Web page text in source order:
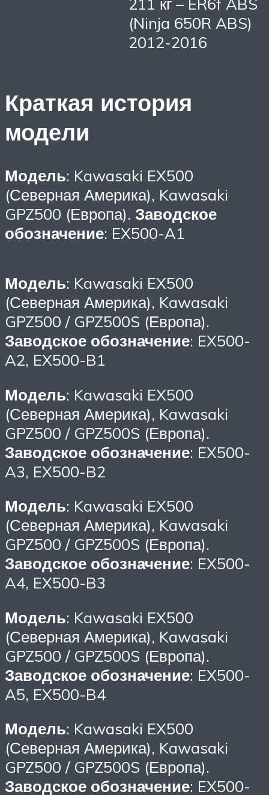
(Ninja 650R ABS)
2012-2016
Краткая история
модели
Модель: Kawasaki EX500
(Северная Америка), Kawasaki
GPZ500 (Европа). Заводское
обозначение: EX500-A1
Модель: Kawasaki EX500
(Северная Америка), Kawasaki
GPZ500 / GPZ500S (Европа).
Заводское обозначение: EX500-
A2, EX500-B1
Модель: Kawasaki EX500
(Северная Америка), Kawasaki
GPZ500 / GPZ500S (Европа).
Заводское обозначение: EX500-
A3, EX500-B2
Модель: Kawasaki EX500
(Северная Америка), Kawasaki
GPZ500 / GPZ500S (Европа).
Заводское обозначение: EX500-
A4, EX500-B3
Модель: Kawasaki EX500
(Северная Америка), Kawasaki
GPZ500 / GPZ500S (Европа).
Заводское обозначение: EX500-
A5, EX500-B4
Модель: Kawasaki EX500
(Северная Америка), Kawasaki
GPZ500 / GPZ500S (Европа).
Заводское обозначение: EX500-